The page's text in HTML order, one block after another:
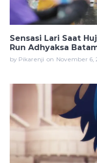
Sensasi Lari Saat
Run Adhyaksa
by Pikarenji on November 6,